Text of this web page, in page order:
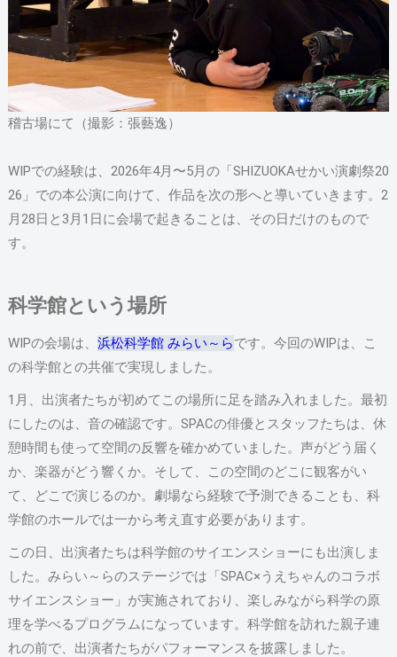
稽古場にて（撮影：張藝逸）
WIPでの経験は、2026年4月〜5月の「SHIZUOKAせかい演劇祭20
26」での本公演に向けて、作品を次の形へと導いていきます。2
月28日と3月1日に会場で起きることは、その日だけのもので
す。
科学館という場所
WIPの会場は、 浜松科学館 みらい～らです。今回のWIPは、こ
の科学館との共催で実現しました。
1月、出演者たちが初めてこの場所に足を踏み入れました。最初
にしたのは、音の確認です。SPACの俳優とスタッフたちは、休
憩時間も使って空間の反響を確かめていました。声がどう届く
か、楽器がどう響くか。そして、この空間のどこに観客がい
て、どこで演じるのか。劇場なら経験で予測できることも、科
学館のホールでは一から考え直す必要があります。
この日、出演者たちは科学館のサイエンスショーにも出演しま
した。みらい～らのステージでは「SPAC×うえちゃんのコラボ
サイエンスショー」が実施されており、楽しみながら科学の原
理を学べるプログラムになっています。科学館を訪れた親子連
れの前で、出演者たちがパフォーマンスを披露しました。